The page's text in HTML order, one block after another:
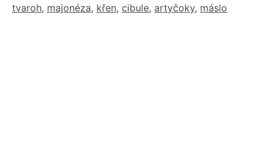
tvaroh, majonéza, křen, cibule, artyčoky, máslo